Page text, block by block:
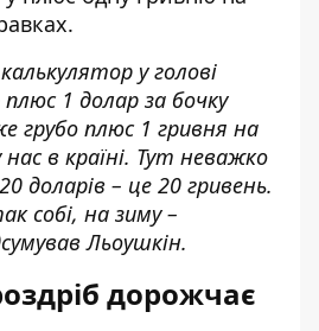
у голові
1 долар за бочку
грубо плюс 1 гривня на
нас в країні. Тут неважко
доларів – це 20 гривень.
собі, на зиму –
Льоушкін.
дорожчає